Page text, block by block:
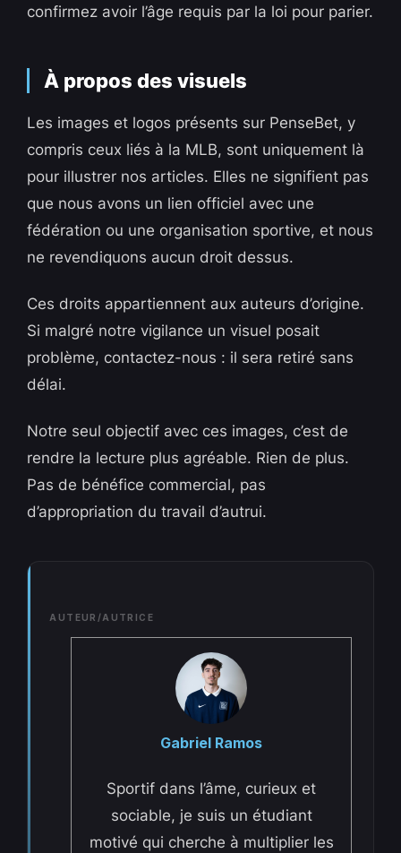
confirmez avoir l’âge requis par la loi pour parier.
À propos des visuels
Les images et logos présents sur PenseBet, y
compris ceux liés à la MLB, sont uniquement là
pour illustrer nos articles. Elles ne signifient pas
que nous avons un lien officiel avec une
fédération ou une organisation sportive, et nous
ne revendiquons aucun droit dessus.
Ces droits appartiennent aux auteurs d’origine.
Si malgré notre vigilance un visuel posait
problème, contactez-nous : il sera retiré sans
délai.
Notre seul objectif avec ces images, c’est de
rendre la lecture plus agréable. Rien de plus.
Pas de bénéfice commercial, pas
d’appropriation du travail d’autrui.
AUTEUR/AUTRICE
Gabriel Ramos
Sportif dans l’âme, curieux et
sociable, je suis un étudiant
motivé qui cherche à multiplier les